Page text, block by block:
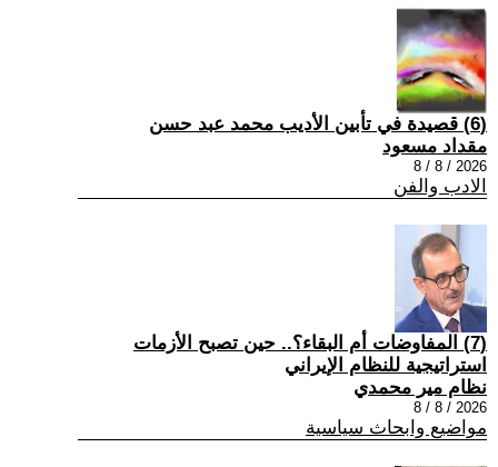
(6) قصيدة في تأبين الأديب محمد عبد حسن
مقداد مسعود
2026 / 8 / 8
الادب والفن
(7) المفاوضات أم البقاء؟.. حين تصبح الأزمات
استراتيجية للنظام الإيراني
نظام مير محمدي
2026 / 8 / 8
مواضيع وابحاث سياسية